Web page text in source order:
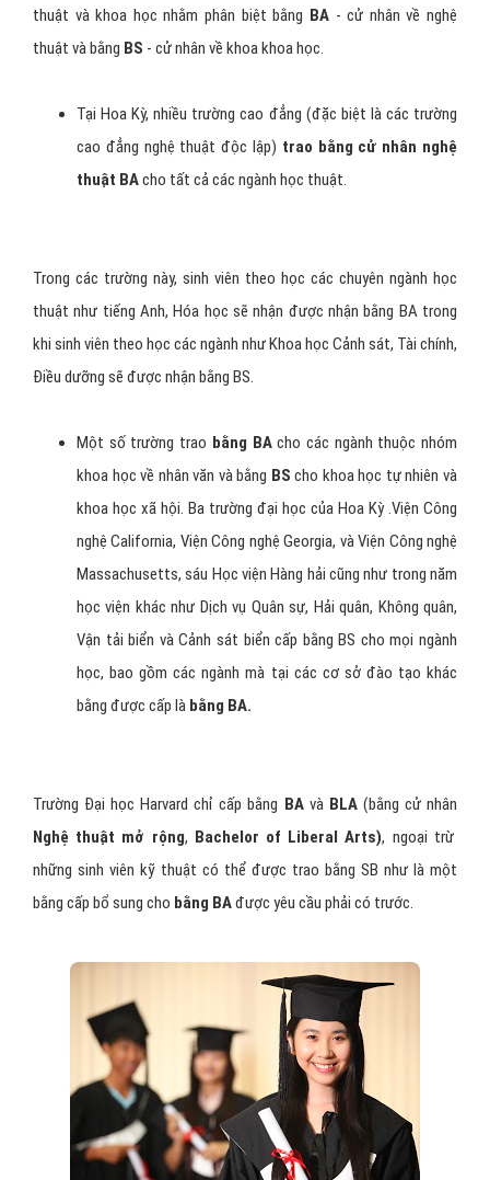
thuật và khoa học nhằm phân biệt bằng BA - cử nhân về nghệ
thuật và bằng BS - cử nhân về khoa khoa học.
Tại Hoa Kỳ, nhiều trường cao đẳng (đặc biệt là các trường
cao đẳng nghệ thuật độc lập) trao bằng cử nhân nghệ
thuật BAcho tất cả các ngành học thuật.
Trong các trường này, sinh viên theo học các chuyên ngành học
thuật như tiếng Anh, Hóa học sẽ nhận được nhận bằng BA trong
khi sinh viên theo học các ngành như Khoa học Cảnh sát, Tài chính,
Điều dưỡng sẽ được nhận bằng BS.
Một số trường trao bằng BAcho các ngành thuộc nhóm
khoa học về nhân văn và bằng BS cho khoa học tự nhiên và
khoa học xã hội. Ba trường đại học của Hoa Kỳ .Viện Công
nghệ California, Viện Công nghệ Georgia, và Viện Công nghệ
Massachusetts, sáu Học viện Hàng hải cũng như trong năm
học viện khác như Dịch vụ Quân sự, Hải quân, Không quân,
Vận tải biển và Cảnh sát biển cấp bằng BS cho mọi ngành
học, bao gồm các ngành mà tại các cơ sở đào tạo khác
bằng được cấp là bằng BA.
Trường Đại học Harvard chỉ cấp bằng BA và BLA (bằng cử nhân
Nghệ thuật mở rộng, Bachelor of Liberal Arts), ngoại trừ
những sinh viên kỹ thuật có thể được trao bằng SB như là một
bằng cấp bổ sung cho bằng BAđược yêu cầu phải có trước.